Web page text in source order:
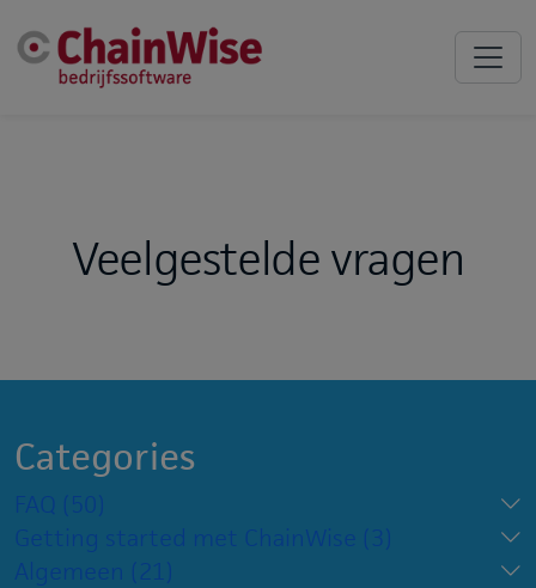
Veelgestelde vragen
Categories
FAQ (50)
Getting started met ChainWise (3)
Algemeen (21)